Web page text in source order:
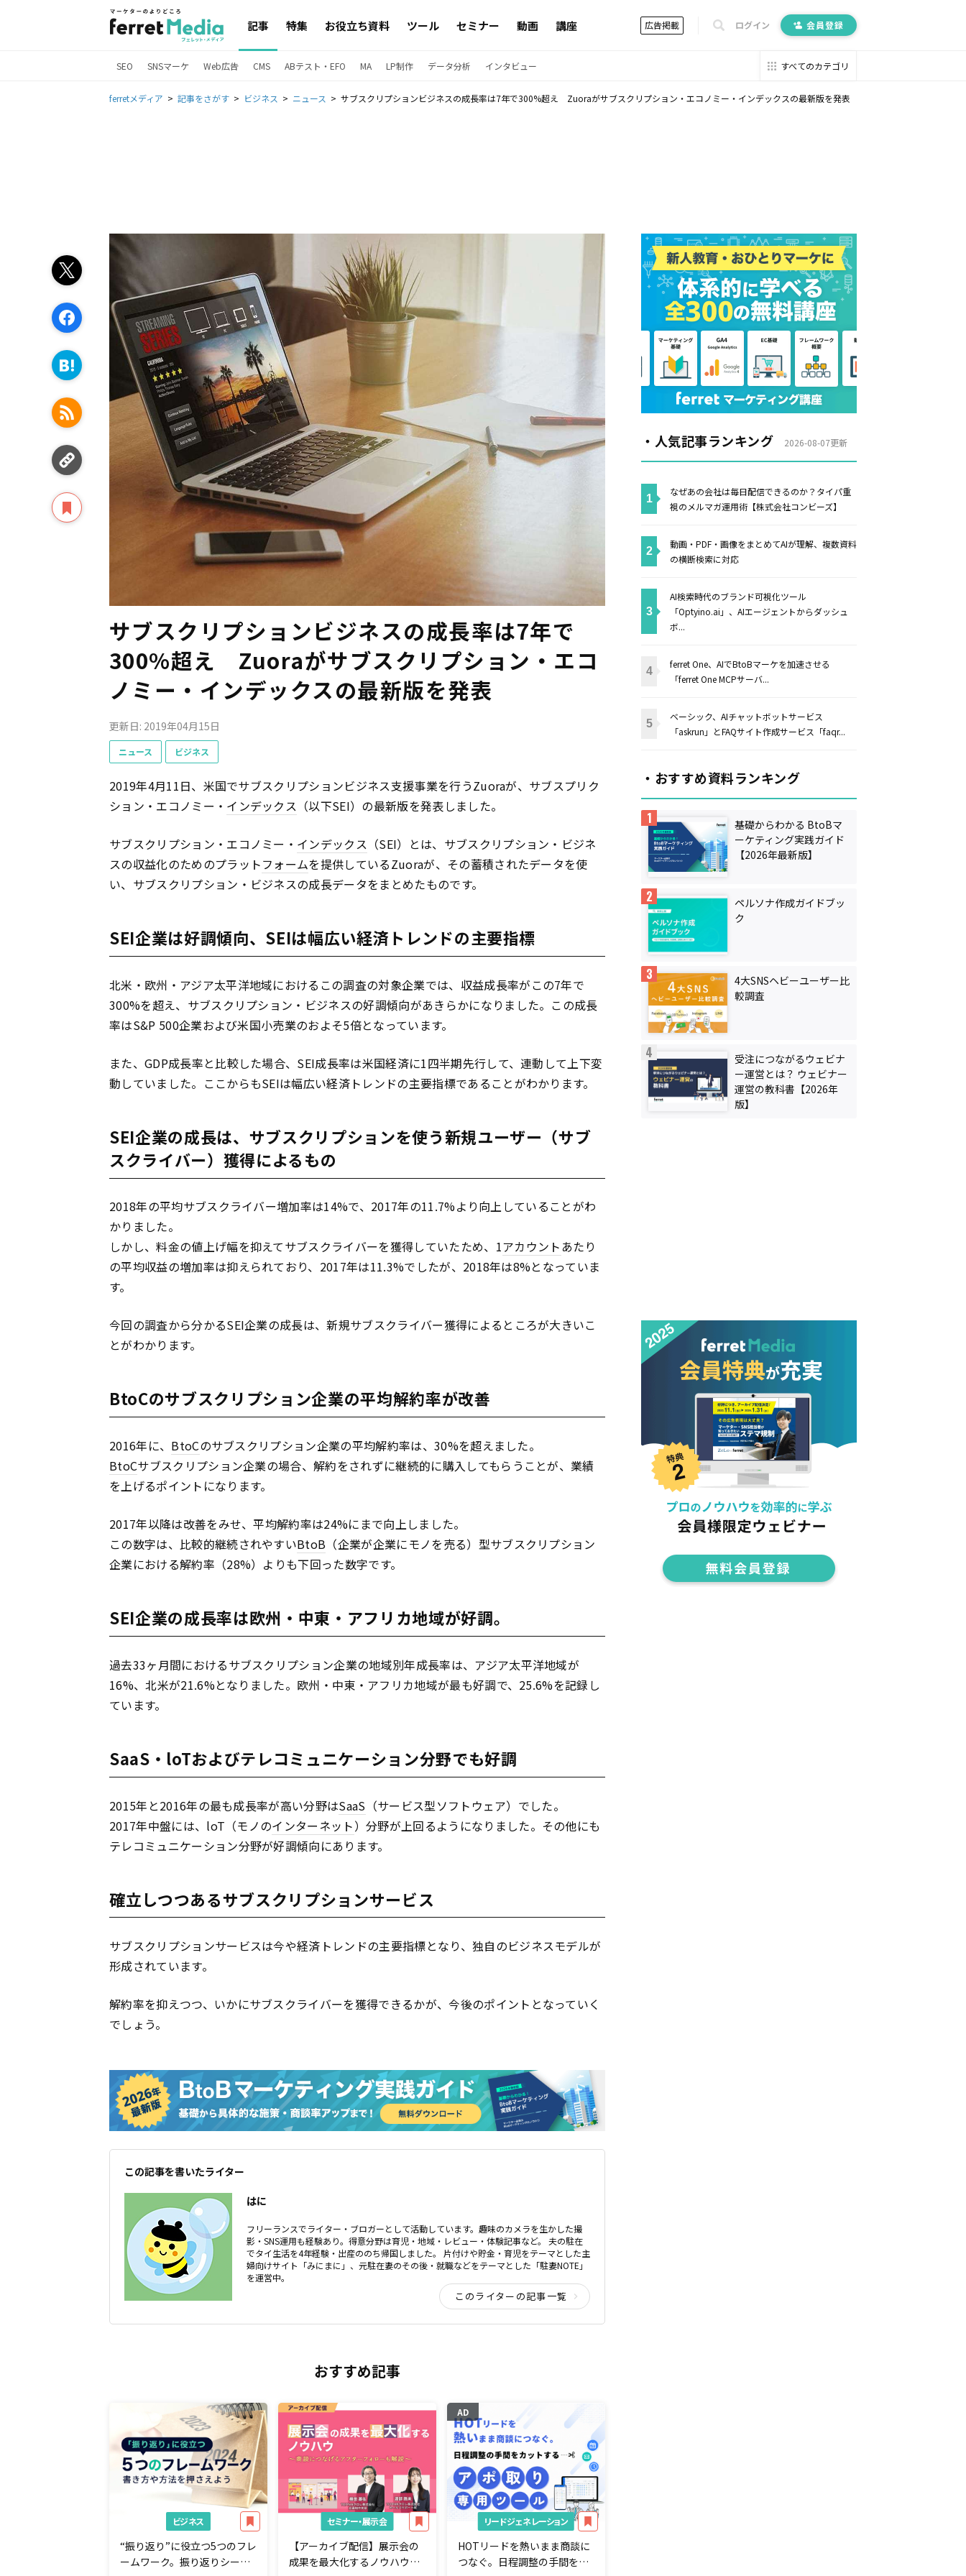
記事 特集 お役立ち資料 ツール セミナー 動画 講座 広告掲載 ログイン 会員登録
SEO SNSマーケ Web広告 CMS ABテスト・EFO MA LP制作 データ分析 インタビュー すべてのカテゴリ
ferretメディア 記事をさがす ビジネス ニュース サブスクリプションビジネスの成長率は7年で300%超え Zuoraがサブスクリプション・エコノミー・インデックスの最新版を発表
サブスクリプションビジネスの成長率は7年で
300%超え Zuoraがサブスクリプション・エコ
ノミー・インデックスの最新版を発表
更新日: 2019年04月15日
ニュース ビジネス
2019年4月11日、米国でサブスクリプションビジネス支援事業を行うZuoraが、サブスプリク
ション・エコノミー・ インデックス （以下SEI）の最新版を発表しました。
サブスクリプション・エコノミー・ インデックス （SEI）とは、サブスクリプション・ビジネ
スの収益化のためのプラットフォームを提供しているZuoraが、その蓄積されたデータを使
い、サブスクリプション・ビジネスの成長データをまとめたものです。
SEI企業は好調傾向、SEIは幅広い経済トレンドの主要指標
北米・欧州・アジア太平洋地域におけるこの調査の対象企業では、収益成長率がこの7年で
300%を超え、サブスクリプション・ビジネスの好調傾向があきらかになりました。この成長
率はS&P 500企業および米国小売業のおよそ5倍となっています。
また、GDP成長率と比較した場合、SEI成長率は米国経済に1四半期先行して、連動して上下変
動していました。ここからもSEIは幅広い経済トレンドの主要指標であることがわかります。
SEI企業の成長は、サブスクリプションを使う新規ユーザー（サブ
スクライバー）獲得によるもの
2018年の平均サブスクライバー増加率は14%で、2017年の11.7%より向上していることがわ
かりました。
しかし、料金の値上げ幅を抑えてサブスクライバーを獲得していたため、1アカウントあたり
の平均収益の増加率は抑えられており、2017年は11.3%でしたが、2018年は8%となっていま
す。
今回の調査から分かるSEI企業の成長は、新規サブスクライバー獲得によるところが大きいこ
とがわかります。
BtoCのサブスクリプション企業の平均解約率が改善
2016年に、 BtoCのサブスクリプション企業の平均解約率は、30%を超えました。
BtoCサブスクリプション企業の場合、解約をされずに継続的に購入してもらうことが、業績
を上げるポイントになります。
2017年以降は改善をみせ、平均解約率は24%にまで向上しました。
この数字は、比較的継続されやすいBtoB （企業が企業にモノを売る）型サブスクリプション
企業における解約率（28%）よりも下回った数字です。
SEI企業の成長率は欧州・中東・アフリカ地域が好調。
過去33ヶ月間におけるサブスクリプション企業の地域別年成長率は、アジア太平洋地域が
16%、北米が21.6%となりました。欧州・中東・アフリカ地域が最も好調で、25.6%を記録し
ています。
SaaS・loTおよびテレコミュニケーション分野でも好調
2015年と2016年の最も成長率が高い分野はSaaS （サービス型ソフトウェア）でした。
2017年中盤には、loT（モノのインターネット）分野が上回るようになりました。その他にも
テレコミュニケーション分野が好調傾向にあります。
確立しつつあるサブスクリプションサービス
サブスクリプションサービスは今や経済トレンドの主要指標となり、独自のビジネスモデルが
形成されています。
解約率を抑えつつ、いかにサブスクライバーを獲得できるかが、今後のポイントとなっていく
でしょう。
この記事を書いたライター
はに
フリーランスでライター・ブロガーとして活動しています。趣味のカメラを生かした撮
影・SNS運用も経験あり。得意分野は育児・地域・レビュー・体験記事など。 夫の駐在
でタイ生活を4年経験・出産ののち帰国しました。 片付けや貯金・育児をテーマとした主
婦向けサイト「みにまに」、元駐在妻のその後・就職などをテーマとした「駐妻NOTE」
を運営中。
このライターの記事一覧
おすすめ記事
ビジネス
“振り返り”に役立つ5つのフレ
ームワーク。振り返りシート
セミナー・展示会
【アーカイブ配信】展示会の
成果を最大化するノウハウ～
AD
リードジェネレーション
HOTリードを熱いまま商談に
つなぐ。日程調整の手間をカ
・人気記事ランキング 2026-08-07更新
なぜあの会社は毎日配信できるのか？タイパ重
視のメルマガ運用術【株式会社コンビーズ】
動画・PDF・画像をまとめてAIが理解、複数資料
の横断検索に対応
AI検索時代のブランド可視化ツール
「Optyino.ai」、AIエージェントからダッシュ
ボ...
ferret One、AIでBtoBマーケを加速させる
「ferret One MCPサーバ...
ベーシック、AIチャットボットサービス
「askrun」とFAQサイト作成サービス「faqr...
・おすすめ資料ランキング
基礎からわかる BtoBマ
ーケティング実践ガイド
【2026年最新版】
ペルソナ作成ガイドブッ
ク
4大SNSヘビーユーザー比
較調査
受注につながるウェビナ
ー運営とは？ ウェビナー
運営の教科書【2026年
版】